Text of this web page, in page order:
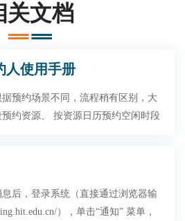
关文档
人使用手册
预约场景不同，流程稍有区别，大
约资源、 按资源日历预约空闲时段
后，登录系统（直接通过浏览器输
），单击“通知” 菜单，